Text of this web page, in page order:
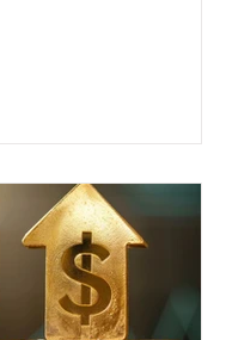
a discussão das
e sindicais da
dos
que o banco
proposta c